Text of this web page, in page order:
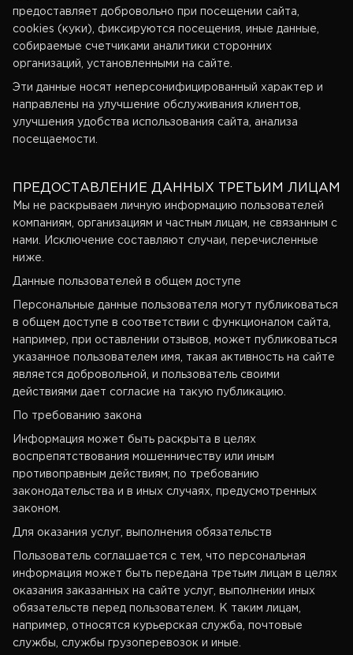
предоставляет добровольно при посещении сайта,
cookies (куки), фиксируются посещения, иные данные,
собираемые счетчиками аналитики сторонних
организаций, установленными на сайте.
Эти данные носят неперсонифицированный характер и
направлены на улучшение обслуживания клиентов,
улучшения удобства использования сайта, анализа
посещаемости.
ПРЕДОСТАВЛЕНИЕ ДАННЫХ ТРЕТЬИМ ЛИЦАМ
Мы не раскрываем личную информацию пользователей
компаниям, организациям и частным лицам, не связанным с
нами. Исключение составляют случаи, перечисленные
ниже.
Данные пользователей в общем доступе
Персональные данные пользователя могут публиковаться
в общем доступе в соответствии с функционалом сайта,
например, при оставлении отзывов, может публиковаться
указанное пользователем имя, такая активность на сайте
является добровольной, и пользователь своими
действиями дает согласие на такую публикацию.
По требованию закона
Информация может быть раскрыта в целях
воспрепятствования мошенничеству или иным
противоправным действиям; по требованию
законодательства и в иных случаях, предусмотренных
законом.
Для оказания услуг, выполнения обязательств
Пользователь соглашается с тем, что персональная
информация может быть передана третьим лицам в целях
оказания заказанных на сайте услуг, выполнении иных
обязательств перед пользователем. К таким лицам,
например, относятся курьерская служба, почтовые
службы, службы грузоперевозок и иные.